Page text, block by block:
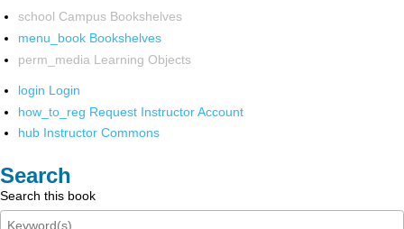
school Campus Bookshelves
menu_book Bookshelves
perm_media Learning Objects
login Login
how_to_reg Request Instructor Account
hub Instructor Commons
Search
Search this book